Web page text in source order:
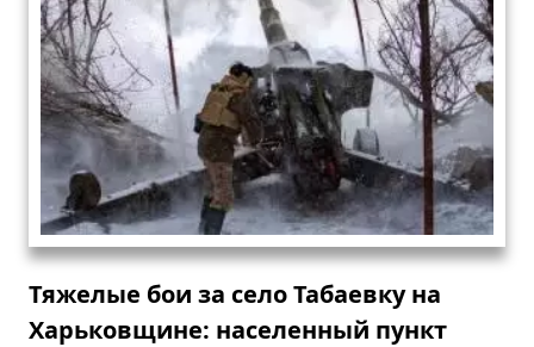
Тяжелые бои за село Табаевку на
Харьковщине: населенный пункт